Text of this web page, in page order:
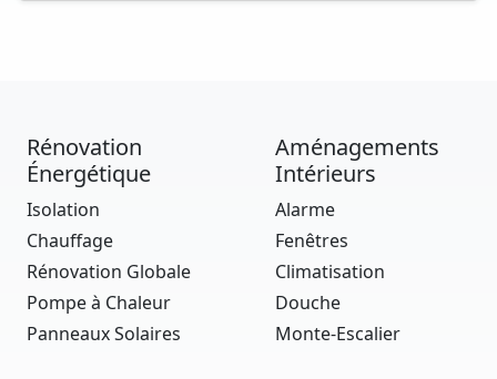
Rénovation
Énergétique
Isolation
Chauffage
Rénovation Globale
Pompe à Chaleur
Panneaux Solaires
Aménagements
Intérieurs
Alarme
Fenêtres
Climatisation
Douche
Monte-Escalier